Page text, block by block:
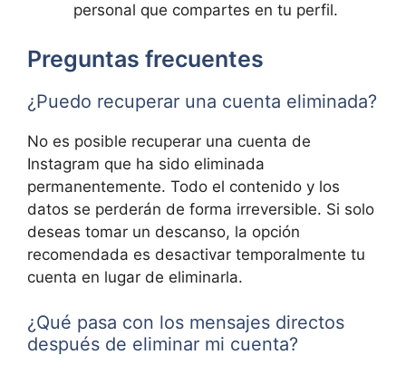
personal que compartes en tu perfil.
Preguntas frecuentes
¿Puedo recuperar una cuenta eliminada?
No es posible recuperar una cuenta de
Instagram que ha sido eliminada
permanentemente. Todo el contenido y los
datos se perderán de forma irreversible. Si solo
deseas tomar un descanso, la opción
recomendada es desactivar temporalmente tu
cuenta en lugar de eliminarla.
¿Qué pasa con los mensajes directos
después de eliminar mi cuenta?